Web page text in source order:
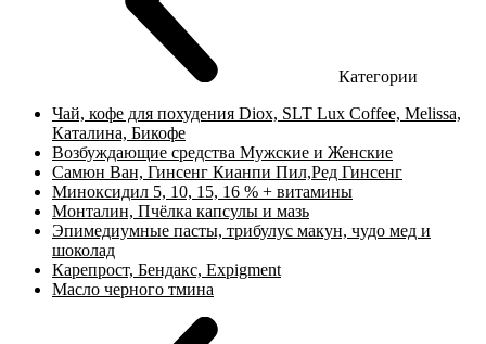
Категории
Чай, кофе для похудения Diox, SLT Lux Coffee, Melissa,
Каталина, Бикофе
Возбуждающие средства Мужские и Женские
Самюн Ван, Гинсенг Кианпи Пил,Ред Гинсенг
Миноксидил 5, 10, 15, 16 % + витамины
Монталин, Пчёлка капсулы и мазь
Эпимедиумные пасты, трибулус макун, чудо мед и
шоколад
Карепрост, Бендакс, Expigment
Масло черного тмина